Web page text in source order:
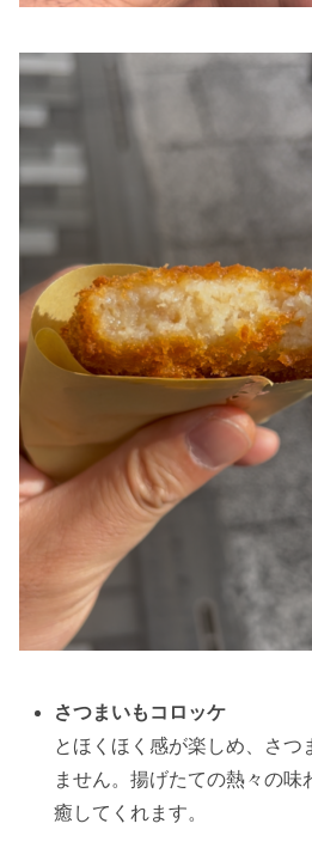
さつまいもコロッケ
とほくほく感が楽しめ、さつ
ません。揚げたての熱々の味
癒してくれます。